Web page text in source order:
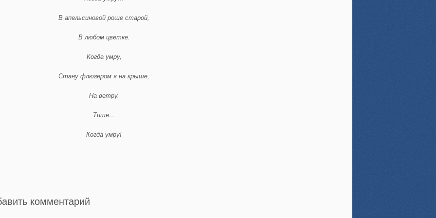
В апельсиновой роще старой,
В любом цветке.
Когда умру,
Стану флюгером я на крыше,
На ветру.
Тише…
Когда умру!
комментарий